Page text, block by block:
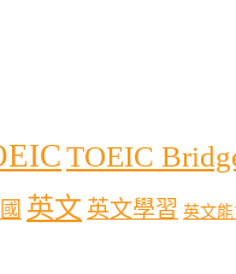
TOEIC
英文 英文學習 英文能